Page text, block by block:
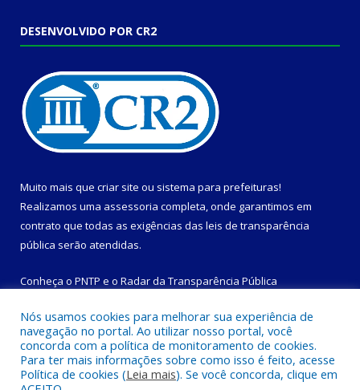
DESENVOLVIDO POR CR2
Muito mais que criar site ou sistema para prefeituras!
Realizamos uma assessoria completa, onde garantimos em
contrato que todas as exigências das leis de transparência
pública serão atendidas.
Conheça o PNTP e o Radar da Transparência Pública
Todos os direitos reservados a Prefeitura Municipal de
Magalhães Barata.
Nós usamos cookies para melhorar sua experiência de
navegação no portal. Ao utilizar nosso portal, você
concorda com a política de monitoramento de cookies.
Para ter mais informações sobre como isso é feito, acesse
Política de cookies (Leia mais). Se você concorda, clique em